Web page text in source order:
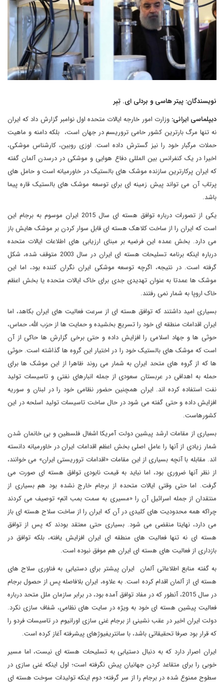
نویسندگان: پیتر هاسی و بردلی ای. تِیِر
دیپلماسی ایرانی:وزارت امور خارجه ایالات متحده اول نوامبر گزارش داد که ایران
نه تنها مرگ بارترین کشور حامی تروریسم در جهان است، بلکه دامنه و ماهیت
حملات مرگبار خود را نیز گسترش داده است. اوزی روبین، کارشناس موشکی،
اخیرا در یک کنفرانس بین المللی دفاع هوایی و موشکی در درسدن آلمان گفته
که ایران پرکارترین سازنده موشک های بالستیک در خاورمیانه است و حامل های
پرتاب آن می تواند پیش زمینه ای برای توسعه موشک های بالستیک قاره پیما
باشد.
یکی از تصورات درباره توافق هسته ای سال 2015 ایران موسوم به برجام این
است که ایران را از ساخت کلاهک هسته ای قابل سوار کردن بر موشک هایش باز
می دارد. بخش عمده این فرضیه بر مبنای ارزیابی های اطلاعات ایالات متحده
درباره اینکه برنامه تسلیحات هسته ای ایران در سال 2003 متوقف شده، شکل
گرفته است. در نتیجه، اگرچه توسعه موشکی ایران نگران کننده بود، اما این
موشک ها عمدتا به عنوان تهدیدی جدی برای خاک ایالات متحده یا بخش اعظم
خاک اروپا به شمار نمی رفتند.
بسیاری امید داشتند که توافق هسته ای از سرعت فعالیت های ایران بکاهد، اما
ایران اقدامات منطقه ای خود را تسریع بخشیده و حمایت ها از حزب الله، حماس،
حوثی ها و جهاد اسلامی را افزایش داده و حتی برخی گزارش ها حاکی از آن
است که موشک های بالستیک خود را در اختیار این گروه ها گذاشته است. حوثی
ها که از گروه های متحد ایران به شمار می روند ظاهرا از این موشک ها برای
حمله به اهدافی در عربستان سعودی از جمله انبارهای نفتی و تاسیسات تولید
نفت استفاده کرده اند. ایران همچنین حضور نظامی خود را در لبنان و سوریه
افزایش داده و حتی گفته می شود در حال ساخت تاسیسات تولید اسلحه در این
کشورهاست.
بسیاری از مقامات ارشد پیشین دولت آمریکا اشغال فلسطین و بی خانمان شدن
شمار زیادی از آنها را عامل اصلی بخش اعظم اقدامات ایران در خاورمیانه دانسته
اند. مقابله با آنچه بسیاری از این مقامات «اقدامات تروریستی ایران» می خوانند،
از نظر آنها ضروری بود، اما نباید به قیمت نابودی توافق هسته ای صورت می
گرفت. اما حتی وقتی ایالات متحده از برجام خارج نشده بود هم بسیاری از
منتقدان از جمله اسرائیل آن را «مسیری به سمت بمب اتم» توصیف می کردند
چراکه همه محدودیت های کلیدی در آن که ایران را از ساخت سلاح هسته ای باز
می دارد، نهایتا منقضی می شود. بسیاری حتی معتقد بودند که پس از توافق
هسته ای نه تنها فعالیت های منطقه ای ایران افزایش یافته، بلکه توافق در
بازداری از فعالیت های هسته ای ایران هم موفق نبوده است.
به گفته منابع اطلاعاتی آلمان ایران پیشتر برای دستیابی به فناوری سلاح های
هسته ای از آلمان اقدام کرده است. به علاوه، ایران بلافاصله پس از حصول برجام
در سال 2015، آنطور که در مفاد توافق آمده بود، در برابر سازمان ملل متحد درباره
فعالیت پیشین هسته ای خود به ویژه در سایت های نظامی، شفاف سازی نکرد.
دولت ایران اخیر در عقب نشینی از برجام غنی سازی اورانیوم در تاسیسات فردو را
که قرار بود صرفا تحقیقاتی باشد، با سانتریفیوژهای پیشرفته آغاز کرده است.
ایران اصرار دارد که به دنبال دستیابی به تسلیحات هسته ای نیست، اما مسیر
خوبی را برای متقاعد کردن جهانیان پیش نگرفته است؛ اول اینکه غنی سازی در
سطوح ممنوع شده در برجام را از سر گرفته؛ دوم اینکه تولیدات سوخت هسته ای